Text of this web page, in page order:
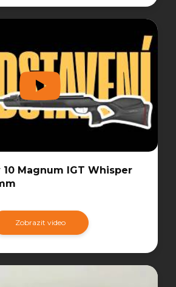
10 Magnum IGT Whisper
Zobrazit video